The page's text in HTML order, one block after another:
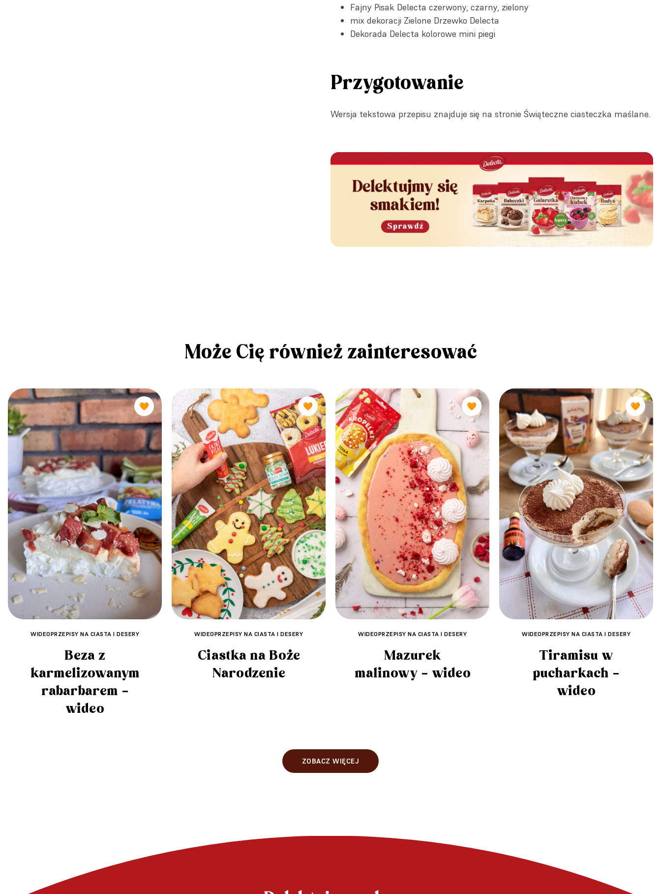
Fajny Pisak Delecta czerwony, czarny, zielony
mix dekoracji Zielone Drzewko Delecta
Dekorada Delecta kolorowe mini piegi
Przygotowanie
Wersja tekstowa przepisu znajduje się na stronie Świąteczne ciasteczka maślane.
Może Cię również zainteresować
🧡
WIDEOPRZEPISY NA CIASTA I DESERY
Beza z
karmelizowanym
rabarbarem –
wideo
🧡
WIDEOPRZEPISY NA CIASTA I DESERY
Ciastka na Boże
Narodzenie
🧡
WIDEOPRZEPISY NA CIASTA I DESERY
Mazurek
malinowy – wideo
🧡
WIDEOPRZEPISY NA CIASTA I DESERY
Tiramisu w
pucharkach –
wideo
ZOBACZ WIĘCEJ